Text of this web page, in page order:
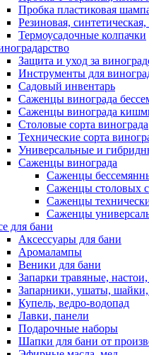
Пробка пластиковая
Резиновая,
Термоусадочные колпачки
Защита и уход за
Инструменты для
Садовый инвентарь
Саженцы винограда
Саженцы винограда
Столовые сорта винограда
Технические сорта
Универсальные и
Саженцы винограда
Саженцы
Саженцы столовых
Саженцы
Саженцы
для бани
Аксессуары для бани
Аромалампы
Веники для бани
Запарки травяные,
Запарники, ушаты,
Купель, ведро-водопад
Лавки, панели
Подарочные наборы
Шапки для бани от